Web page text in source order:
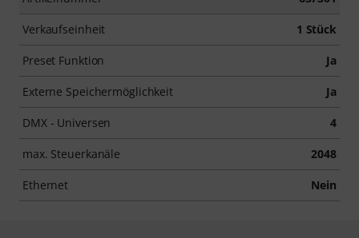
Verkaufseinheit 1 Stück
Preset Funktion Ja
Externe Speichermöglichkeit Ja
DMX - Universen 4
max. Steuerkanäle 2048
Ethernet Nein